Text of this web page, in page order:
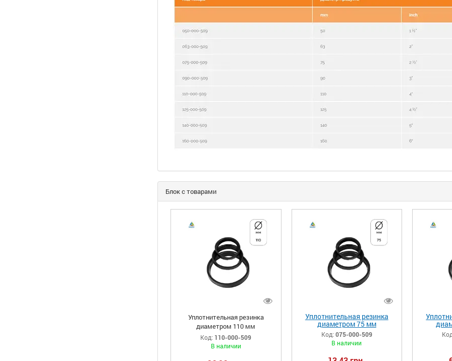
Блок с товарами
Уплотнительная резинка
диаметром 110 мм
Код: 110-000-509
В наличии
Уплотнительная резинка
диаметром 75 мм
Код: 075-000-509
В наличии